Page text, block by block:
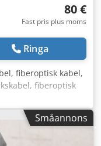
80 €
Fast pris plus moms
Ringa
fiberoptisk kabel,
fiberoptisk
Ssr -Tillverkare:
4G50/125 -
Ø 500 x 340
Småannons